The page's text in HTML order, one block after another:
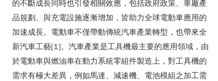
的不斷成長同時也引發相關效應，包括政府政策、車廠產
品規劃、與充電設施逐漸增加，皆助力全球電動車應用的
加速成長。電動車不僅帶動傳統汽車產業轉型，也帶來全
新汽車工藝[1]。汽車產業是工具機最主要的應用領域，由
於電動車與燃油車在動力系統零組件製造上，對工具機的
需求有極大差異，例如馬達、減速機、電池模組之加工需